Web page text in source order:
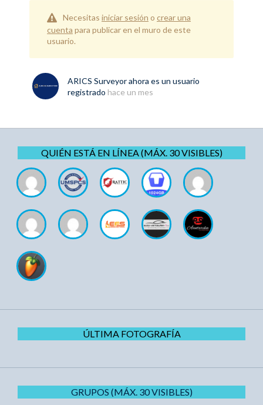
Necesitas iniciar sesión o crear una
cuenta para publicar en el muro de este
usuario.
ARICS Surveyorahora es un usuario
registrado hace un mes
QUIÉN ESTÁ EN LÍNEA (MÁX. 30 VISIBLES)
ÚLTIMA FOTOGRAFÍA
GRUPOS (MÁX. 30 VISIBLES)